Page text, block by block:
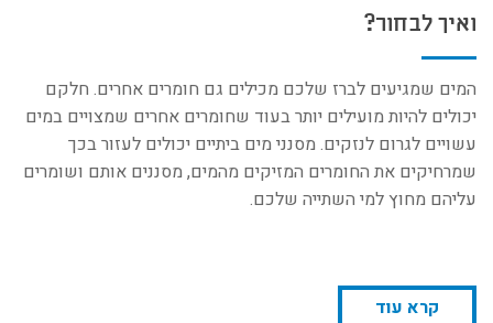
ואיך לבחור?
המים שמגיעים לברז שלכם מכילים גם חומרים אחרים. חלקם
יכולים להיות מועילים יותר בעוד שחומרים אחרים שמצויים במים
עשויים לגרום לנזקים. מסנני מים ביתיים יכולים לעזור בכך
שמרחיקים את החומרים המזיקים מהמים, מסננים אותם ושומרים
עליהם מחוץ למי השתייה שלכם.
קרא עוד